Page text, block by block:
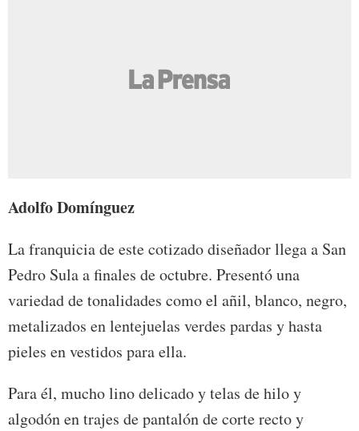
Adolfo Domínguez
La franquicia de este cotizado diseñador llega a San
Pedro Sula a finales de octubre. Presentó una
variedad de tonalidades como el añil, blanco, negro,
metalizados en lentejuelas verdes pardas y hasta
pieles en vestidos para ella.
Para él, mucho lino delicado y telas de hilo y
algodón en trajes de pantalón de corte recto y